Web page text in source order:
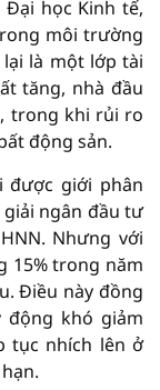
Đại học Kinh tế,
môi trường
là một lớp tài
tăng, nhà đầu
trong khi rủi ro
động sản.
được giới phân
ngân đầu tư
Nhưng với
15% trong năm
Điều này đồng
động khó giảm
tục nhích lên ở